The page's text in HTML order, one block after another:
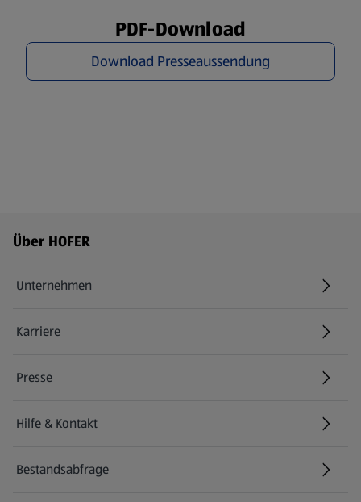
PDF-Download
Download Presseaussendung
Fußzeilenmenü - weitere Links
Über HOFER
Unternehmen
Karriere
(öffnet in einem neuen Tab)
Presse
Hilfe & Kontakt
(öffnet in einem neuen Tab)
Bestandsabfrage
(öffnet in einem neuen Tab)